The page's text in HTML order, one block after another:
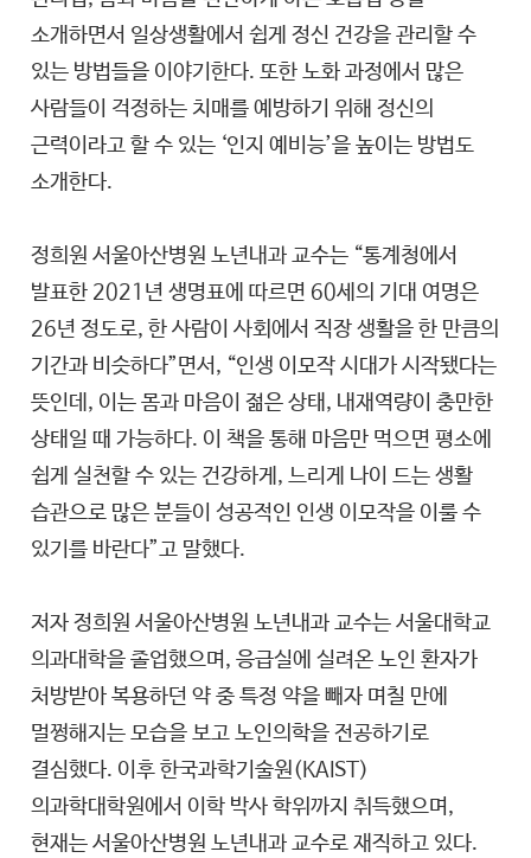
소개하면서 일상생활에서 쉽게 정신 건강을 관리할 수
있는 방법들을 이야기한다. 또한 노화 과정에서 많은
사람들이 걱정하는 치매를 예방하기 위해 정신의
근력이라고 할 수 있는 ‘인지 예비능’을 높이는 방법도
소개한다.
정희원 서울아산병원 노년내과 교수는 “통계청에서
발표한 2021년 생명표에 따르면 60세의 기대 여명은
26년 정도로, 한 사람이 사회에서 직장 생활을 한 만큼의
기간과 비슷하다”면서, “인생 이모작 시대가 시작됐다는
뜻인데, 이는 몸과 마음이 젊은 상태, 내재역량이 충만한
상태일 때 가능하다. 이 책을 통해 마음만 먹으면 평소에
쉽게 실천할 수 있는 건강하게, 느리게 나이 드는 생활
습관으로 많은 분들이 성공적인 인생 이모작을 이룰 수
있기를 바란다”고 말했다.
저자 정희원 서울아산병원 노년내과 교수는 서울대학교
의과대학을 졸업했으며, 응급실에 실려온 노인 환자가
처방받아 복용하던 약 중 특정 약을 빼자 며칠 만에
멀쩡해지는 모습을 보고 노인의학을 전공하기로
결심했다. 이후 한국과학기술원(KAIST)
의과학대학원에서 이학 박사 학위까지 취득했으며,
현재는 서울아산병원 노년내과 교수로 재직하고 있다.